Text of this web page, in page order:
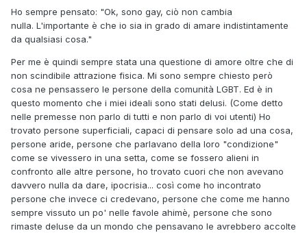
Ho sempre pensato: "Ok, sono gay, ciò non cambia
nulla. L'importante è che io sia in grado di amare indistintamente
da qualsiasi cosa."
Per me è quindi sempre stata una questione di amore oltre che di
non scindibile attrazione fisica. Mi sono sempre chiesto però
cosa ne pensassero le persone della comunità LGBT. Ed è in
questo momento che i miei ideali sono stati delusi. (Come detto
nelle premesse non parlo di tutti e non parlo di voi utenti) Ho
trovato persone superficiali, capaci di pensare solo ad una cosa,
persone aride, persone che parlavano della loro "condizione"
come se vivessero in una setta, come se fossero alieni in
confronto alle altre persone, ho trovato cuori che non avevano
davvero nulla da dare, ipocrisia... così come ho incontrato
persone che invece ci credevano, persone che come me hanno
sempre vissuto un po' nelle favole ahimè, persone che sono
rimaste deluse da un mondo che pensavano le avrebbero accolte